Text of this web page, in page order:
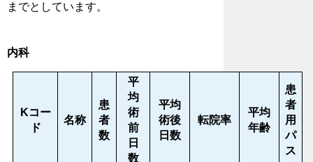
までとしています。
内科
Kコー
ド
名称
患
者
数
平
均
術
前
日
数
平均
術後
日数
転院率
平均
年齢
患
者
用
パ
ス